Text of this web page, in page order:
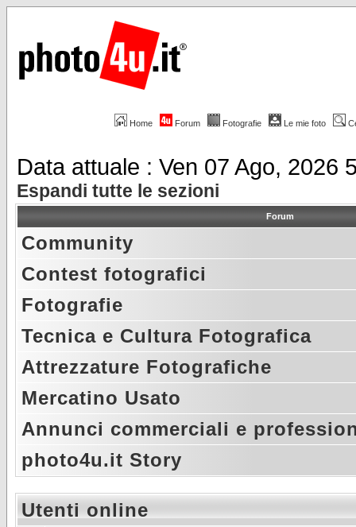
Home Forum Fotografie Le mie foto
Data attuale : Ven 07 Ago, 2026
Espandi tutte le sezioni
Forum
Community
Contest fotografici
Fotografie
Tecnica e Cultura Fotografica
Attrezzature Fotografiche
Mercatino Usato
Annunci commerciali e
photo4u.it Story
Utenti online